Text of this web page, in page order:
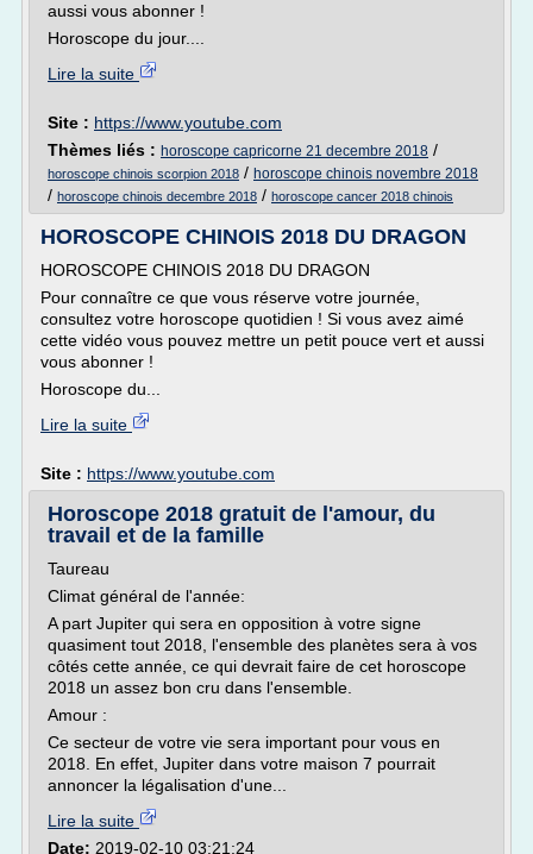
aussi vous abonner !
Horoscope du jour....
Lire la suite
Site : https://www.youtube.com
Thèmes liés : horoscope capricorne 21 decembre 2018 /
horoscope chinois scorpion 2018 / horoscope chinois novembre 2018
/ horoscope chinois decembre 2018 / horoscope cancer 2018 chinois
HOROSCOPE CHINOIS 2018 DU DRAGON
HOROSCOPE CHINOIS 2018 DU DRAGON
Pour connaître ce que vous réserve votre journée,
consultez votre horoscope quotidien ! Si vous avez aimé
cette vidéo vous pouvez mettre un petit pouce vert et aussi
vous abonner !
Horoscope du...
Lire la suite
Site : https://www.youtube.com
Horoscope 2018 gratuit de l'amour, du
travail et de la famille
Taureau
Climat général de l'année:
A part Jupiter qui sera en opposition à votre signe
quasiment tout 2018, l'ensemble des planètes sera à vos
côtés cette année, ce qui devrait faire de cet horoscope
2018 un assez bon cru dans l'ensemble.
Amour :
Ce secteur de votre vie sera important pour vous en
2018. En effet, Jupiter dans votre maison 7 pourrait
annoncer la légalisation d'une...
Lire la suite
Date: 2019-02-10 03:21:24